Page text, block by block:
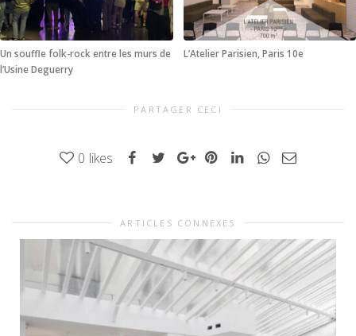
Un souffle folk-rock entre les murs de
l’Usine Deguerry
L’Atelier Parisien, Paris 10e
PARTAGER CECI
0 likes
ARTICLES CONNEXES